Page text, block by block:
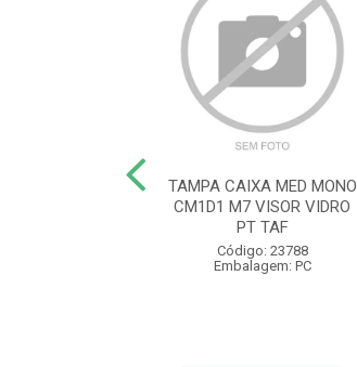
TAMPA CAIXA MED MONO
CM1D1 M7 VISOR VIDRO
PT TAF
Código: 23788
Embalagem: PC